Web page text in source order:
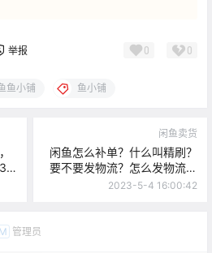
举报 0 0
鱼小铺 鱼小铺
闲鱼卖货
闲鱼怎么补单？什么叫精刷？
要不要发物流？怎么发物流？
新手扫盲
2023-5-4 16:00:42
M 管理员